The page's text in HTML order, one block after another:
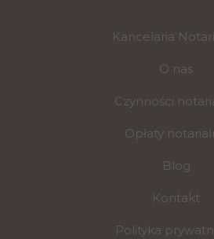
Kancelaria
O nas
Czynności
Opłaty
Blog
Kontakt
Polityka